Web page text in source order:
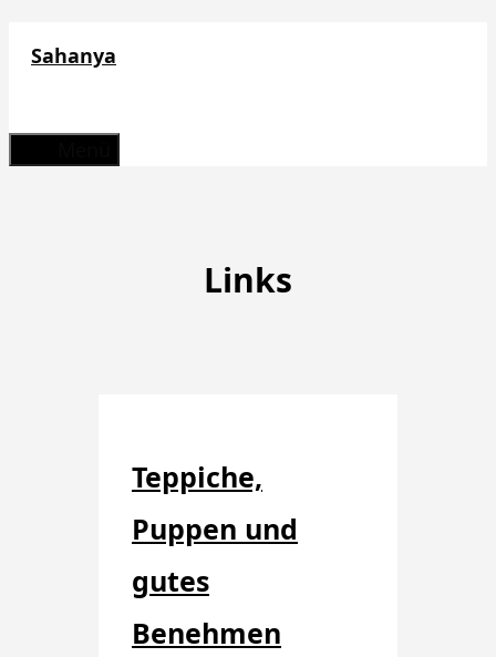
Sahanya
Links
Teppiche,
Puppen und
gutes
Benehmen